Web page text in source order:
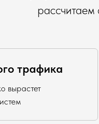
рассчитаем
трафика
вырастет